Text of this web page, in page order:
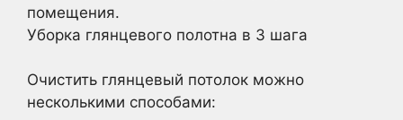
помещения.
Уборка глянцевого полотна в 3 шага
Очистить глянцевый потолок можно
несколькими способами: